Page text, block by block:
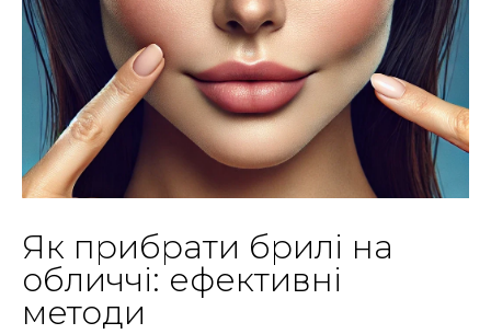
Як прибрати брилі на
обличчі: ефективні
методи